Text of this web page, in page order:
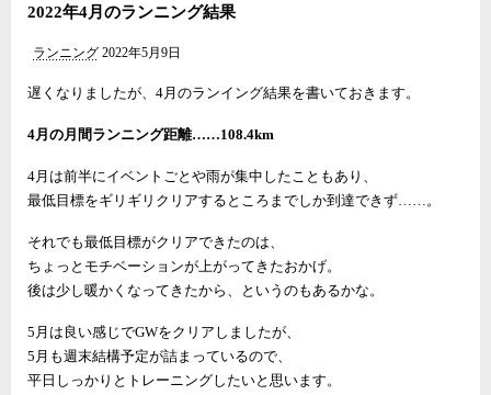
2022年4月のランニング結果
ランニング 2022年5月9日
遅くなりましたが、4月のランイング結果を書いておきます。
4月の月間ランニング距離……108.4km
4月は前半にイベントごとや雨が集中したこともあり、
最低目標をギリギリクリアするところまでしか到達できず……。
それでも最低目標がクリアできたのは、
ちょっとモチベーションが上がってきたおかげ。
後は少し暖かくなってきたから、というのもあるかな。
5月は良い感じでGWをクリアしましたが、
5月も週末結構予定が詰まっているので、
平日しっかりとトレーニングしたいと思います。